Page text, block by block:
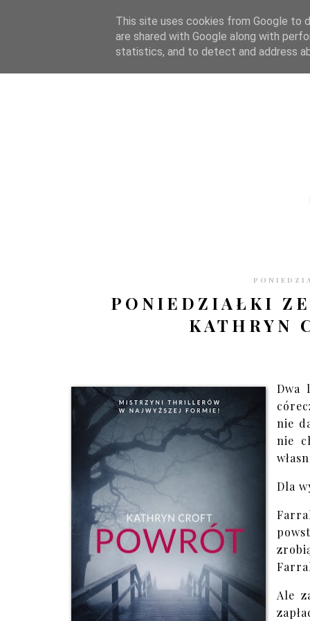
STRONA GŁÓWNA WSPÓŁPRACA RECENZJE O
PONIEDZIAŁKI
KATHRYN
Dwa
nie
nie
Dla
Ale
This site uses cookies from Google to
are shared with Google along with
statistics, and to detect and address